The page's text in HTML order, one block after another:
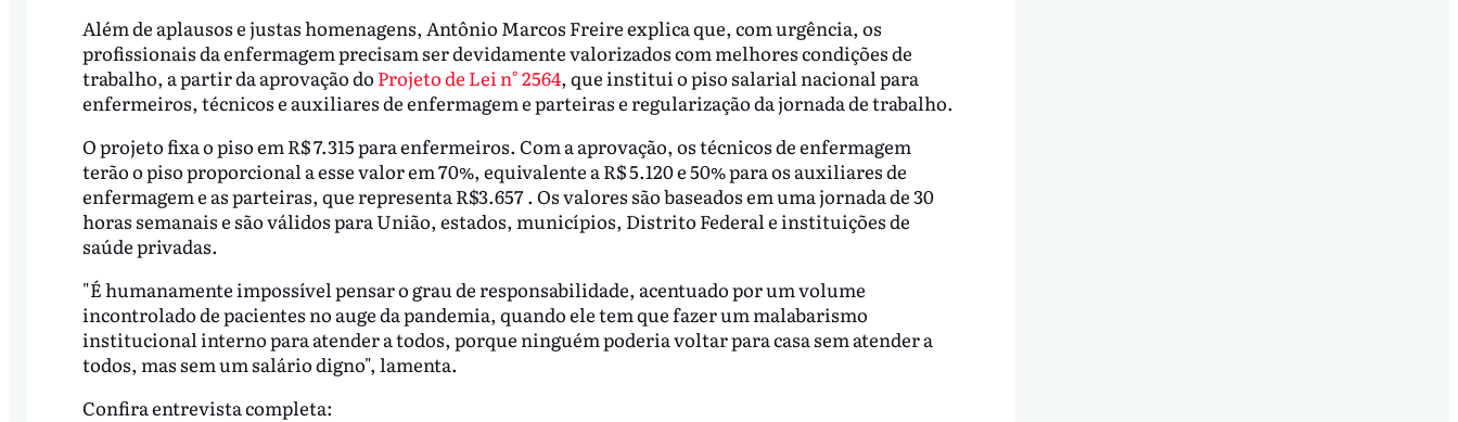
Além de aplausos e justas homenagens, Antônio Marcos Freire explica que, com urgência, os
profissionais da enfermagem precisam ser devidamente valorizados com melhores condições de
trabalho, a partir da aprovação do Projeto de Lei n° 2564, que institui o piso salarial nacional para
enfermeiros, técnicos e auxiliares de enfermagem e parteiras e regularização da jornada de trabalho.
O projeto fixa o piso em R$ 7.315 para enfermeiros. Com a aprovação, os técnicos de enfermagem
terão o piso proporcional a esse valor em 70%, equivalente a R$ 5.120 e 50% para os auxiliares de
enfermagem e as parteiras, que representa R$3.657 . Os valores são baseados em uma jornada de 30
horas semanais e são válidos para União, estados, municípios, Distrito Federal e instituições de
saúde privadas.
"É humanamente impossível pensar o grau de responsabilidade, acentuado por um volume
incontrolado de pacientes no auge da pandemia, quando ele tem que fazer um malabarismo
institucional interno para atender a todos, porque ninguém poderia voltar para casa sem atender a
todos, mas sem um salário digno", lamenta.
Confira entrevista completa: